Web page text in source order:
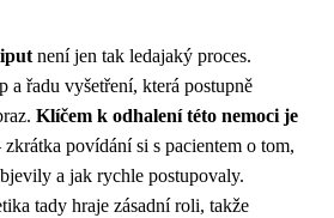
není jen tak ledajaký proces.
a řadu vyšetření, která postupně
Klíčem k odhalení této nemoci je
zkrátka povídání si s pacientem o tom,
a jak rychle postupovaly.
tady hraje zásadní roli, takže